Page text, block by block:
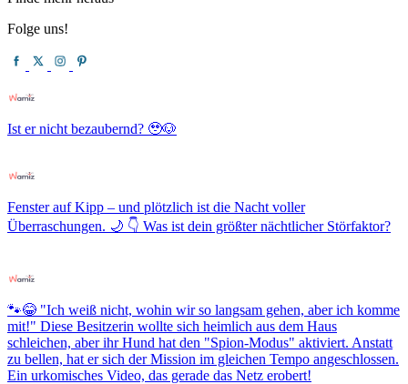
Folge uns!
Ist er nicht bezaubernd? 🥹🐶
Fenster auf Kipp – und plötzlich ist die Nacht voller
Überraschungen. 🌙 👇 Was ist dein größter nächtlicher Störfaktor?
🐾😂 "Ich weiß nicht, wohin wir so langsam gehen, aber ich komme
mit!" Diese Besitzerin wollte sich heimlich aus dem Haus
schleichen, aber ihr Hund hat den "Spion-Modus" aktiviert. Anstatt
zu bellen, hat er sich der Mission im gleichen Tempo angeschlossen.
Ein urkomisches Video, das gerade das Netz erobert!